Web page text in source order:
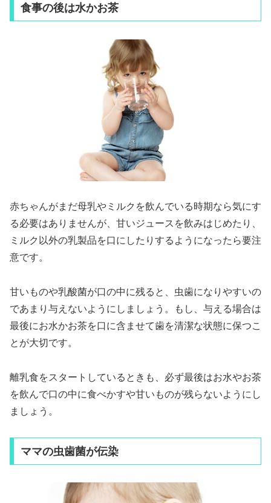
食事の後は水かお茶
赤ちゃんがまだ母乳やミルクを飲んでいる時期なら気にす
る必要はありませんが、甘いジュースを飲みはじめたり、
ミルク以外の乳製品を口にしたりするようになったら要注
意です。
甘いものや乳酸菌が口の中に残ると、虫歯になりやすいの
であまり与えないようにしましょう。もし、与える場合は
最後にお水かお茶を口に含ませて歯を清潔な状態に保つこ
とが大切です。
離乳食をスタートしているときも、必ず最後はお水やお茶
を飲んで口の中に食べかすや甘いものが残らないようにし
ましょう。
ママの虫歯菌が伝染